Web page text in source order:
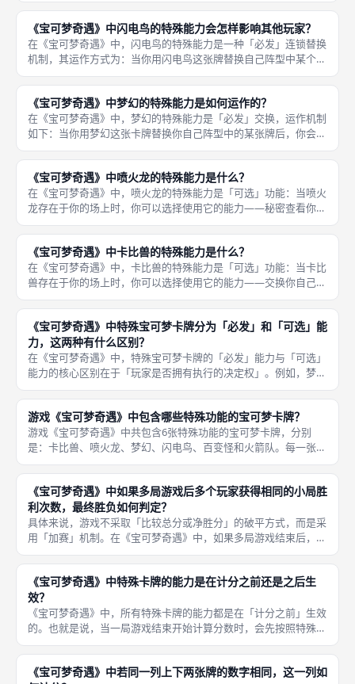
具体的复制方向由玩家在游戏计分前自行选择。 这个能力使得百
变怪成为一
《宝可梦奇遇》中闪电鸟的特殊能力会怎样影响其他玩家？
在《宝可梦奇遇》中，闪电鸟的特殊能力是一种「必发」连锁替换
机制，其运作方式为：当你用闪电鸟这张牌替换自己阵型中某个位
置的卡牌后，你被替换下来的那张牌（不是闪电鸟本身）必须立即
拿去替换「下一个玩家」同一个位置的卡牌。然后，这张牌继续替
换下一个
《宝可梦奇遇》中梦幻的特殊能力是如何运作的？
在《宝可梦奇遇》中，梦幻的特殊能力是「必发」交换，运作机制
如下：当你用梦幻这张卡牌替换你自己阵型中的某张牌后，你会立
即被强制要求进行交换操作——你必须将梦幻放到另一玩家面前的
任意一个位置上（不限位置），同时从那个玩家手中拿回该位置原
先的卡牌
《宝可梦奇遇》中喷火龙的特殊能力是什么？
在《宝可梦奇遇》中，喷火龙的特殊能力是「可选」功能：当喷火
龙存在于你的场上时，你可以选择使用它的能力——秘密查看你自
己3×2阵型中1张面朝下的暗牌。这种「知其然但不改变状态」的
能力让你获得了宝贵的信息优势：在后续回合中，当你决定是否要
用新牌
《宝可梦奇遇》中卡比兽的特殊能力是什么？
在《宝可梦奇遇》中，卡比兽的特殊能力是「可选」功能：当卡比
兽存在于你的场上时，你可以选择使用它的能力——交换你自己面
前2张牌的位置。这里的关键词是「交换位置」，而不是替换或弃
牌。 你可以任意挑选自己3×2阵型中两个不同位置的卡牌，将它们
互换
《宝可梦奇遇》中特殊宝可梦卡牌分为「必发」和「可选」能
力，这两种有什么区别？
在《宝可梦奇遇》中，特殊宝可梦卡牌的「必发」能力与「可选」
能力的核心区别在于「玩家是否拥有执行的决定权」。例如，梦幻
和闪电鸟的能力属于「必发」类型——当你用梦幻替换一张牌时，
你「必须」将其与另一玩家的一张牌交换（不限位置），没有拒绝
的余地；
游戏《宝可梦奇遇》中包含哪些特殊功能的宝可梦卡牌？
游戏《宝可梦奇遇》中共包含6张特殊功能的宝可梦卡牌，分别
是：卡比兽、喷火龙、梦幻、闪电鸟、百变怪和火箭队。每一张特
殊卡牌都拥有独特的互动效果，它们不依赖于文字阅读，而是通过
图标和符号来提示能力类型，这使得游戏在不同语言版本之间保持
了良好的通
《宝可梦奇遇》中如果多局游戏后多个玩家获得相同的小局胜
利次数，最终胜负如何判定？
具体来说，游戏不采取「比较总分或净胜分」的破平方式，而是采
用「加赛」机制。在《宝可梦奇遇》中，如果多局游戏结束后，出
现多个玩家获得相同的小局胜利次数的情况（例如都拿到2胜，而
目标胜利次数为3），则游戏规则的处理方式是：继续加赛一局，
直至唯一
《宝可梦奇遇》中特殊卡牌的能力是在计分之前还是之后生
效？
《宝可梦奇遇》中，所有特殊卡牌的能力都是在「计分之前」生效
的。也就是说，当一局游戏结束开始计算分数时，会先按照特殊卡
牌的能力描述对整个阵型进行一次「状态更新」——如百变怪复制
相邻卡牌的数字、梦幻与对手交换卡牌、火箭队强制集体弃牌等
——然后再
《宝可梦奇遇》中若同一列上下两张牌的数字相同，这一列如